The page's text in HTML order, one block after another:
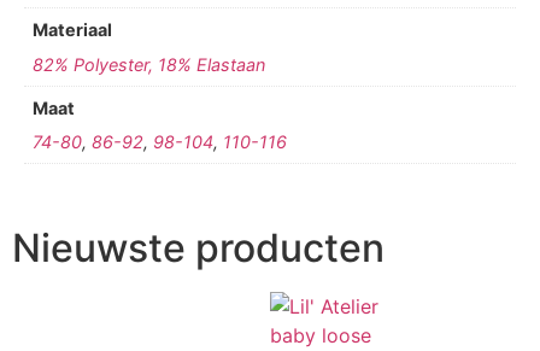
Materiaal
82% Polyester, 18% Elastaan
Maat
74-80,86-92, 98-104, 110-116
Nieuwste producten